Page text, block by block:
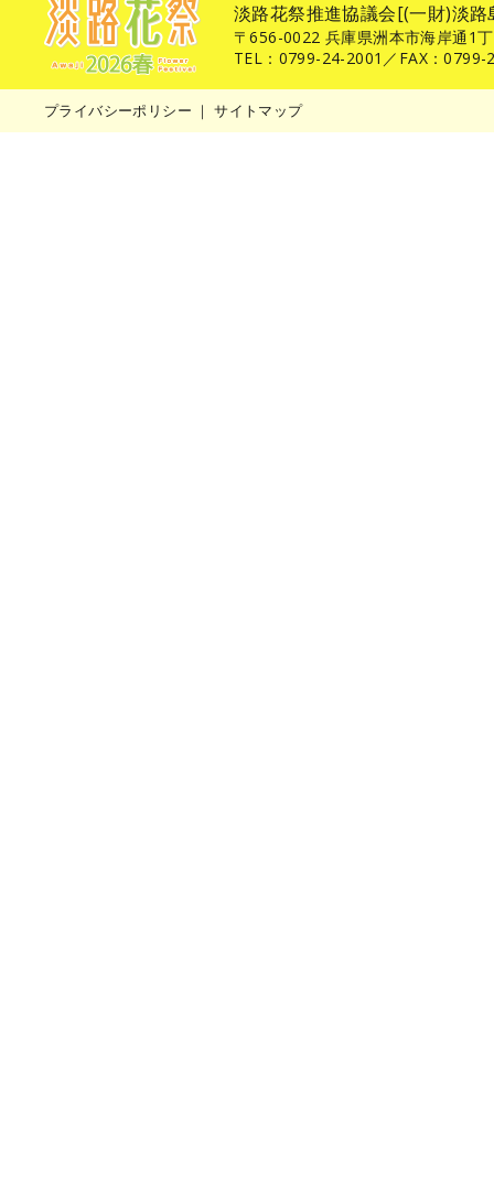
淡路花祭推進協議会[(一財)淡
〒656-0022 兵庫県洲本市海岸通1
TEL：0799-24-2001／FAX：0799-
プライバシーポリシー ｜サイトマップ